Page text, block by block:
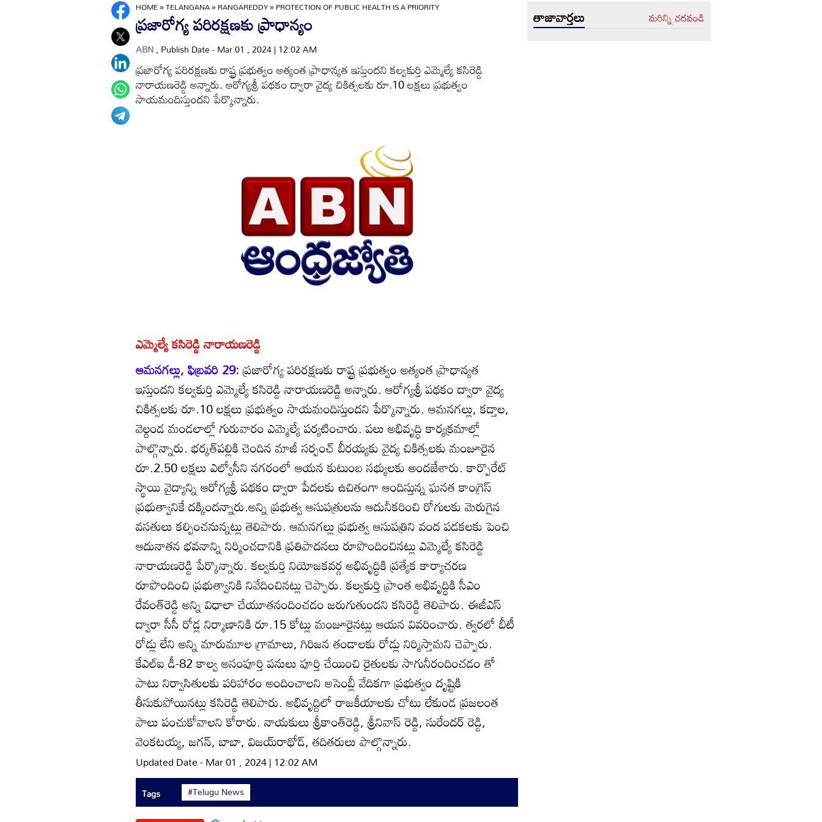
HOME»TELANGANA»RANGAREDDY»PROTECTION OF PUBLIC HEALTH IS A PRIORITY
ప్రజారోగ్య పరిరక్షణకు ప్రాధాన్యం
ABN, Publish Date - Mar 01 , 2024 | 12:02 AM
ప్రజారోగ్య పరిరక్షణకు రాష్ట్ర ప్రభుత్వం అత్యంత ప్రాధాన్యత ఇస్తుందని కల్వకుర్తి ఎమ్మెల్యే కసిరెడ్డి
నారాయణరెడ్డి అన్నారు. ఆరోగ్యశ్రీ పథకం ద్వారా వైద్య చికిత్సలకు రూ.10 లక్షలు ప్రభుత్వం
సాయమందిస్తుందని పేర్కొన్నారు.
ఎమ్మెల్యే కసిరెడ్డి నారాయణరెడ్డి
ఆమనగల్లు, ఫిబ్రవరి 29:ప్రజారోగ్య పరిరక్షణకు రాష్ట్ర ప్రభుత్వం అత్యంత ప్రాధాన్యత
ఇస్తుందని కల్వకుర్తి ఎమ్మెల్యే కసిరెడ్డి నారాయణరెడ్డి అన్నారు. ఆరోగ్యశ్రీ పథకం ద్వారా వైద్య
చికిత్సలకు రూ.10 లక్షలు ప్రభుత్వం సాయమందిస్తుందని పేర్కొన్నారు. ఆమనగల్లు, కడ్తాల,
వెల్దండ మండలాల్లో గురువారం ఎమ్మెల్యే పర్యటించారు. పలు అభివృద్ధి కార్యక్రమాల్లో
పాల్గొన్నారు. భర్కత్‌పల్లికి చెందిన మాజీ సర్పంచ్‌ బీరయ్యకు వైద్య చికిత్సలకు మంజూరైన
రూ.2.50 లక్షలు ఎల్వోసీని నగరంలో ఆయన కుటుంబ సభ్యులకు అందజేశారు. కార్పొరేట్‌
స్థాయి వైద్యాన్ని ఆరోగ్యశ్రీ పథకం ద్వారా పేదలకు ఉచితంగా ఆందిస్తున్న ఘనత కాంగ్రెస్‌
ప్రభుత్వానికే దక్కిందన్నారు.అన్ని ప్రభుత్వ ఆసుపత్రులను ఆదునీకరించి రోగులకు మెరుగైన
వసతులు కల్పించనున్నట్లు తెలిపారు. ఆమనగల్లు ప్రభుత్వ ఆసుపత్రిని వంద పడకలకు పెంచి
ఆదునాతన భవనాన్ని నిర్మించడానికి ప్రతిపాదనలు రూపొందించినట్లు ఎమ్మెల్యే కసిరెడ్డి
నారాయణరెడ్డి పేర్కొన్నారు. కల్వకుర్తి నియోజకవర్గ అభివృద్ధికి ప్రత్యేక కార్యాచరణ
రూపొందించి ప్రభుత్వానికి నివేదించినట్లు చెప్పారు. కల్వకుర్తి ప్రాంత అభివృద్ధికి సీఎం
రేవంత్‌రెడ్డి అన్ని విధాలా చేయూతనందించడం జరుగుతుందని కసిరెడ్డి తెలిపారు. ఈజీఎస్‌
ద్వారా సీసీ రోడ్ల నిర్మాణానికి రూ.15 కోట్లు మంజూరైనట్లు ఆయన వివరించారు. త్వరలో బీటీ
రోడ్లు లేని అన్ని మారుమూల గ్రామాలు, గిరిజన తండాలకు రోడ్లు నిర్మిస్తామని చెప్పారు.
కేఎల్‌ఐ డీ-82 కాల్వ అసంపూర్తి పనులు పూర్తి చేయించి రైతులకు సాగునీరందించడం తో
పాటు నిర్వాసితులకు పరిహారం అందించాలని అసెంబ్లీ వేదికగా ప్రభుత్వం దృష్టికి
తీసుకుపోయినట్లు కసిరెడ్డి తెలిపారు. అభివృద్దిలో రాజకీయాలకు చోటు లేకుండ ప్రజలంత
పాలు పంచుకోవాలని కోరారు. నాయకులు శ్రీకాంత్‌రెడ్డి, శ్రీనివాస్‌ రెడ్డి, సురేందర్‌ రెడ్డి,
వెంకటయ్య, జగన్‌, బాబా, విజయ్‌రాథోడ్‌, తదితరులు పాల్గొన్నారు.
Updated Date - Mar 01 , 2024 | 12:02 AM
Tags #Telugu News
తాజావార్తలు మరిన్ని చదవండి